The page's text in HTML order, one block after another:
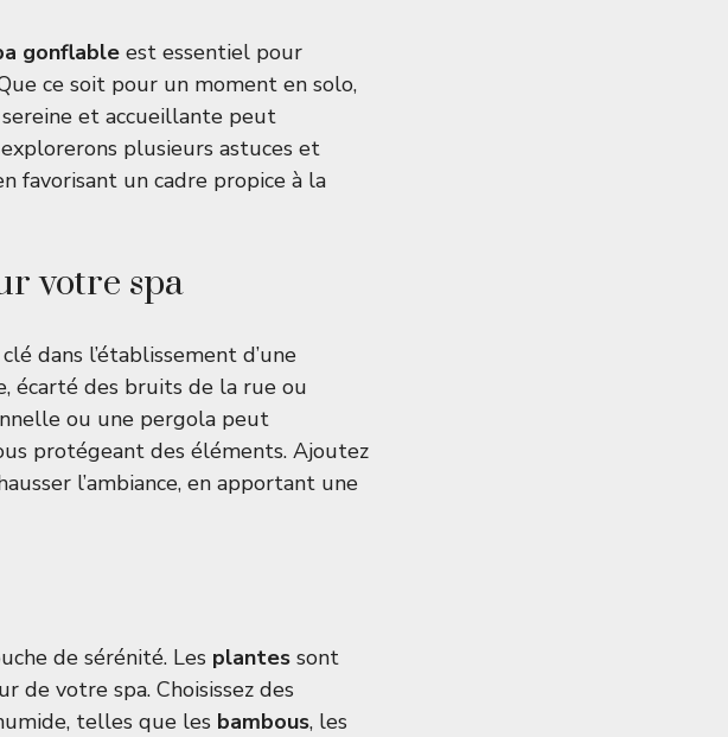
gonflable est essentiel pour
ce soit pour un moment en solo,
et accueillante peut
plusieurs astuces et
favorisant un cadre propice à la
votre spa
dans l’établissement d’une
écarté des bruits de la rue ou
ou une pergola peut
protégeant des éléments. Ajoutez
l’ambiance, en apportant une
de sérénité. Les plantes sont
de votre spa. Choisissez des
telles que les bambous, les